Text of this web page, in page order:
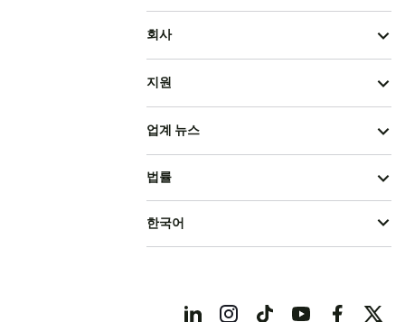
회사
지원
업계 뉴스
법률
한국어